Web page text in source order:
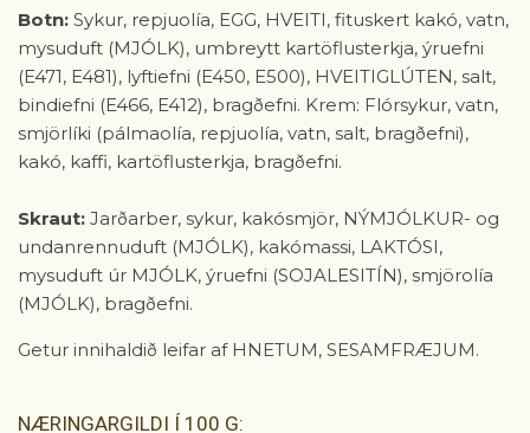
Botn: Sykur, repjuolía, EGG, HVEITI, fituskert kakó, vatn,
mysuduft (MJÓLK), umbreytt kartöflusterkja, ýruefni
(E471, E481), lyftiefni (E450, E500), HVEITIGLÚTEN, salt,
bindiefni (E466, E412), bragðefni. Krem: Flórsykur, vatn,
smjörlíki (pálmaolía, repjuolía, vatn, salt, bragðefni),
kakó, kaffi, kartöflusterkja, bragðefni.
Skraut: Jarðarber, sykur, kakósmjör, NÝMJÓLKUR- og
undanrennuduft (MJÓLK), kakómassi, LAKTÓSI,
mysuduft úr MJÓLK, ýruefni (SOJALESITÍN), smjörolía
(MJÓLK), bragðefni.
Getur innihaldið leifar af HNETUM, SESAMFRÆJUM.
NÆRINGARGILDI Í 100 G: